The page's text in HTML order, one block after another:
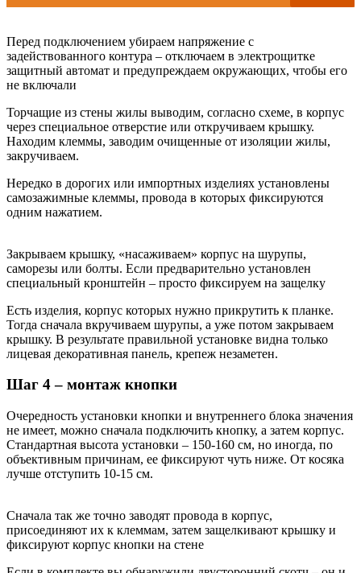
Перед подключением убираем напряжение с
задействованного контура – отключаем в электрощитке
защитный автомат и предупреждаем окружающих, чтобы его
не включали
Торчащие из стены жилы выводим, согласно схеме, в корпус
через специальное отверстие или откручиваем крышку.
Находим клеммы, заводим очищенные от изоляции жилы,
закручиваем.
Нередко в дорогих или импортных изделиях установлены
самозажимные клеммы, провода в которых фиксируются
одним нажатием.
Закрываем крышку, «насаживаем» корпус на шурупы,
саморезы или болты. Если предварительно установлен
специальный кронштейн – просто фиксируем на защелку
Есть изделия, корпус которых нужно прикрутить к планке.
Тогда сначала вкручиваем шурупы, а уже потом закрываем
крышку. В результате правильной установке видна только
лицевая декоративная панель, крепеж незаметен.
Шаг 4 – монтаж кнопки
Очередность установки кнопки и внутреннего блока значения
не имеет, можно сначала подключить кнопку, а затем корпус.
Стандартная высота установки – 150-160 см, но иногда, по
объективным причинам, ее фиксируют чуть ниже. От косяка
лучше отступить 10-15 см.
Сначала так же точно заводят провода в корпус,
присоединяют их к клеммам, затем защелкивают крышку и
фиксируют корпус кнопки на стене